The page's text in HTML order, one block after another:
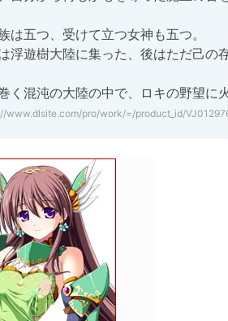
は五つ、受けて立つ女神も五つ。
浮遊樹大陸に集った、後はただ己の
く混沌の大陸の中で、ロキの野望に
www.dlsite.com/pro/work/=/product_id/